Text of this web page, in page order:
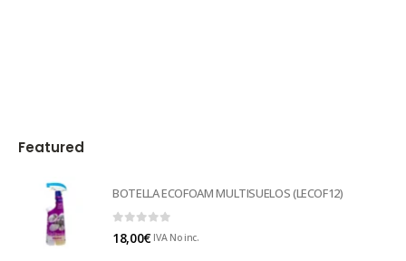
Featured
BOTELLA ECOFOAM MULTISUELOS (LECOF12)
0 out of 5
18,00€ IVA No inc.